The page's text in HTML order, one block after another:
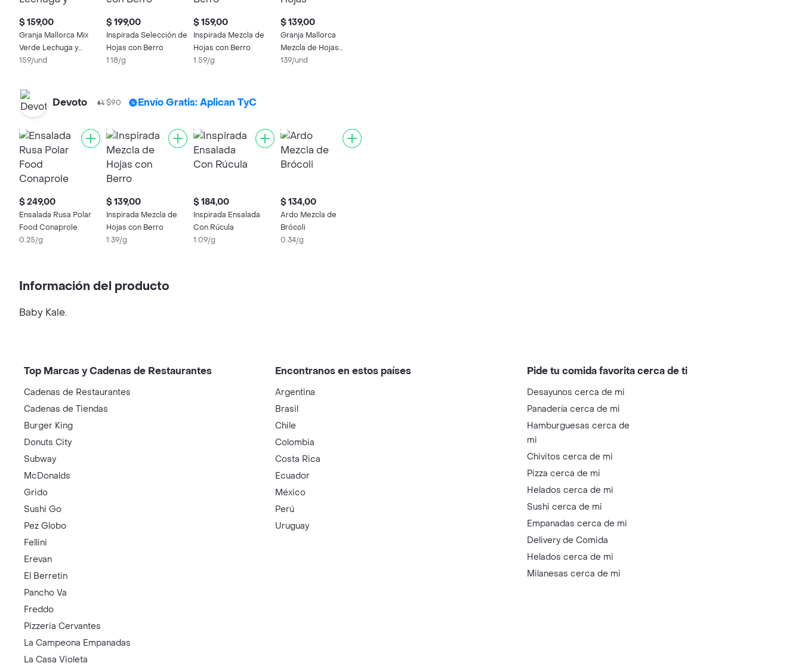
$ 159,00
Granja Mallorca Mix
Verde Lechuga y
Rúcula
159/und
$ 199,00
Inspirada Selección de
Hojas con Berro
1.18/g
$ 159,00
Inspirada Mezcla de
Hojas con Berro
1.59/g
$ 139,00
Granja Mallorca
Mezcla de Hojas
Fresca para Ensalada
139/und
Devoto $90 Envío Gratis: Aplican TyC
$ 249,00
Ensalada Rusa Polar
Food Conaprole
0.25/g
$ 139,00
Inspirada Mezcla de
Hojas con Berro
1.39/g
$ 184,00
Inspirada Ensalada
Con Rúcula
1.09/g
$ 134,00
Ardo Mezcla de
Brócoli
0.34/g
Información del producto
Baby Kale.
Top Marcas y Cadenas de Restaurantes
Cadenas de Restaurantes
Cadenas de Tiendas
Burger King
Donuts City
Subway
McDonalds
Grido
Sushi Go
Pez Globo
Fellini
Erevan
El Berretin
Pancho Va
Freddo
Pizzeria Cervantes
La Campeona Empanadas
La Casa Violeta
Encontranos en estos países
Argentina
Brasil
Chile
Colombia
Costa Rica
Ecuador
México
Perú
Uruguay
Pide tu comida favorita cerca de ti
Desayunos cerca de mi
Panadería cerca de mi
Hamburguesas cerca de
mi
Chivitos cerca de mi
Pizza cerca de mi
Helados cerca de mi
Sushi cerca de mi
Empanadas cerca de mi
Delivery de Comida
Helados cerca de mi
Milanesas cerca de mi